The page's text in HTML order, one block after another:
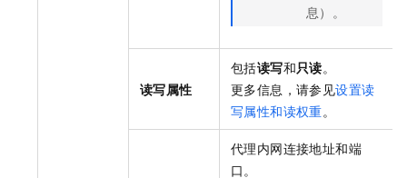
息）。
读写属性
包括读写和只读。
更多信息，请参见设置读
写属性和读权重。
代理内网连接地址和端
口。